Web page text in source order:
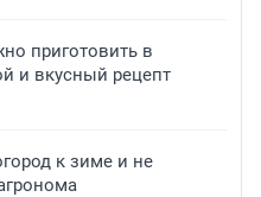
приготовить в
и вкусный рецепт
к зиме и не